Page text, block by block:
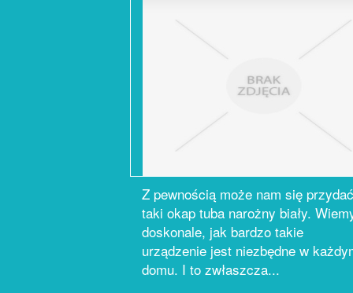
Z pewnością może nam się przydać
taki okap tuba narożny biały.
doskonale, jak bardzo takie
urządzenie jest niezbędne w
domu. I to zwłaszcza...